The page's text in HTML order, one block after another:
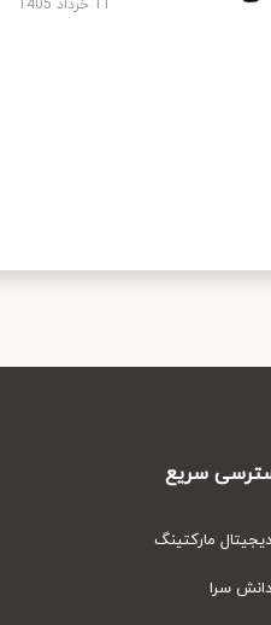
سریع
مارکتینگ
سرا